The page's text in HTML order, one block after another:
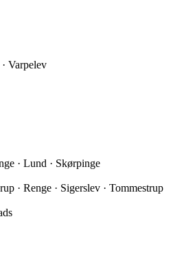
Varpelev
· Lund · Skørpinge
· Renge · Sigerslev · Tommestrup